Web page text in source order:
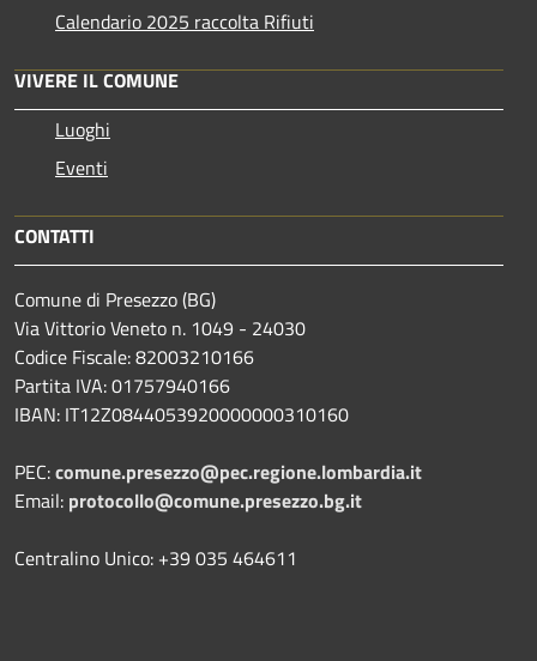
Calendario 2025 raccolta Rifiuti
VIVERE IL COMUNE
Luoghi
Eventi
CONTATTI
Comune di Presezzo (BG)
Via Vittorio Veneto n. 1049 - 24030
Codice Fiscale: 82003210166
Partita IVA: 01757940166
IBAN: IT12Z0844053920000000310160
PEC:comune.presezzo@pec.regione.lombardia.it
Email: protocollo@comune.presezzo.bg.it
Centralino Unico: +39 035 464611